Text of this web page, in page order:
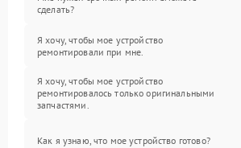
сделать?
Я хочу, чтобы мое устройство
ремонтировали при мне.
Я хочу, чтобы мое устройство
ремонтировалось только оригинальными
запчастями.
Как я узнаю, что мое устройство готово?